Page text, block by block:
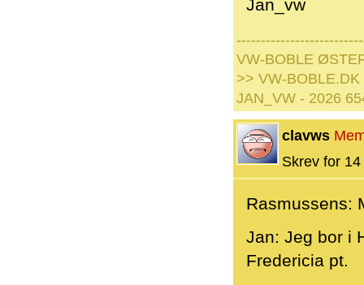
Jan_vw
VW-BOBLE
>> VW-
JAN_VW - 2026
clavws
Skrev for
Rasmussens:
Jan: Jeg bor i
Fredericia pt.